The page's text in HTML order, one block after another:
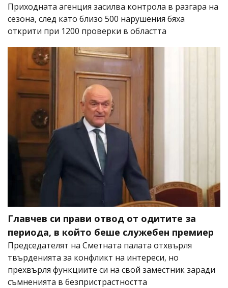
Приходната агенция засилва контрола в разгара на
сезона, след като близо 500 нарушения бяха
открити при 1200 проверки в областта
Главчев си прави отвод от одитите за
периода, в който беше служебен премиер
Председателят на Сметната палата отхвърля
твърденията за конфликт на интереси, но
прехвърля функциите си на свой заместник заради
съмненията в безпристрастността